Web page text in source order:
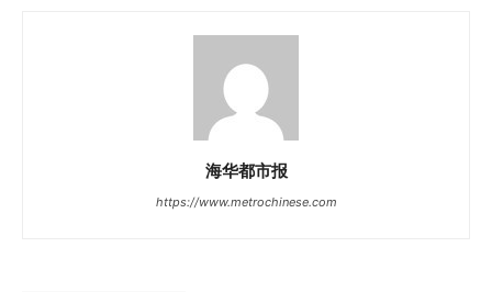
海华都市报
https://www.metrochinese.com